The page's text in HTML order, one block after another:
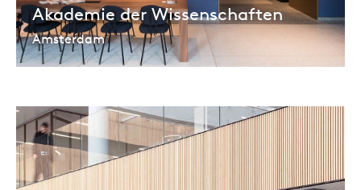
Akademie der Wissenschaften
Amsterdam